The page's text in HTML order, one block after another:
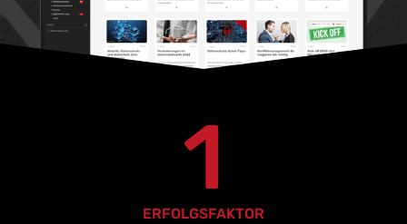
1
ERFOLGSFAKTOR